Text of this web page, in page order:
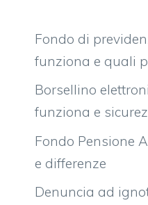
Fondo di
funziona e quali
Borsellino
funziona e
Fondo Pensione
e differenze
Denuncia ad